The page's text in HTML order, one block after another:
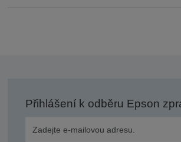
Přihlášení k odběru Epson